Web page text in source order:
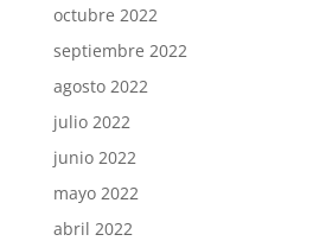
octubre 2022
septiembre 2022
agosto 2022
julio 2022
junio 2022
mayo 2022
abril 2022